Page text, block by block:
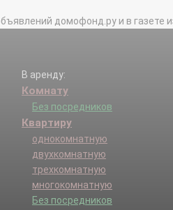
домофонд.ру и в газете
В аренду:
Комнату
Без посредников
Квартиру
однокомнатную
двухкомнатную
трехкомнатную
многокомнатную
Без посредников